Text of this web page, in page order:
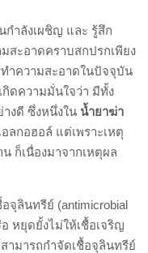
ำลังเผชิญ และ รู้สึก
สะอาดคราบสกปรกเพียง
ทำความสะอาดในปัจจุบัน
กิดความมั่นใจว่า มีทั้ง
งดี ซึ่งหนึ่งใน น้ำยาฆ่า
กอฮอล์ แต่เพราะเหตุ
ก็เนื่องมาจากเหตุผล
ลินทรีย์ (antimicrobial
หยุดยั้งไม่ให้เชื้อเจริญ
ามารถกำจัดเชื้อจุลินทรีย์